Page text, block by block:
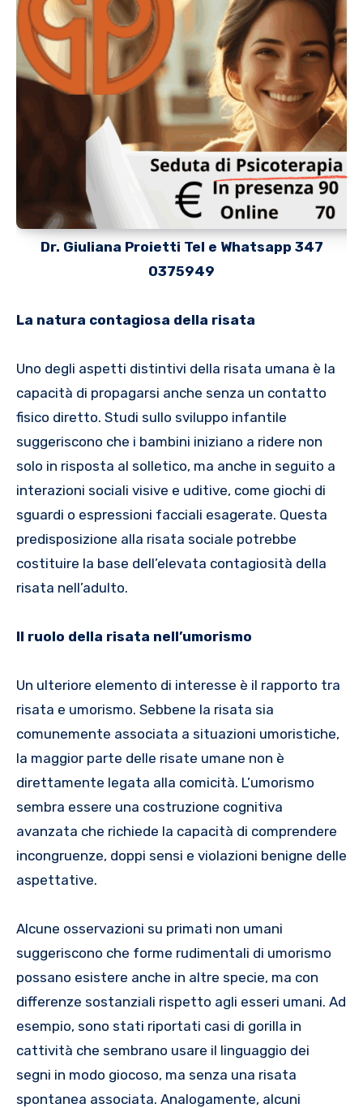
Dr. Giuliana Proietti Tel e Whatsapp 347
0375949
La natura contagiosa della risata
Uno degli aspetti distintivi della risata umana è la
capacità di propagarsi anche senza un contatto
fisico diretto. Studi sullo sviluppo infantile
suggeriscono che i bambini iniziano a ridere non
solo in risposta al solletico, ma anche in seguito a
interazioni sociali visive e uditive, come giochi di
sguardi o espressioni facciali esagerate. Questa
predisposizione alla risata sociale potrebbe
costituire la base dell’elevata contagiosità della
risata nell’adulto.
Il ruolo della risata nell’umorismo
Un ulteriore elemento di interesse è il rapporto tra
risata e umorismo. Sebbene la risata sia
comunemente associata a situazioni umoristiche,
la maggior parte delle risate umane non è
direttamente legata alla comicità. L’umorismo
sembra essere una costruzione cognitiva
avanzata che richiede la capacità di comprendere
incongruenze, doppi sensi e violazioni benigne delle
aspettative.
Alcune osservazioni su primati non umani
suggeriscono che forme rudimentali di umorismo
possano esistere anche in altre specie, ma con
differenze sostanziali rispetto agli esseri umani. Ad
esempio, sono stati riportati casi di gorilla in
cattività che sembrano usare il linguaggio dei
segni in modo giocoso, ma senza una risata
spontanea associata. Analogamente, alcuni